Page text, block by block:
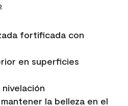
fortificada con
en superficies
la belleza en el